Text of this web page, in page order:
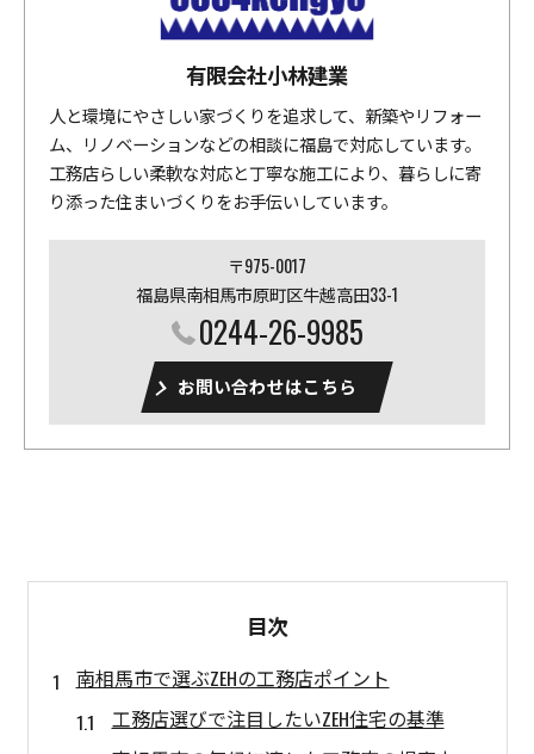
有限会社小林建業
人と環境にやさしい家づくりを追求して、新築やリフォー
ム、リノベーションなどの相談に福島で対応しています。
工務店らしい柔軟な対応と丁寧な施工により、暮らしに寄
り添った住まいづくりをお手伝いしています。
〒975-0017
福島県南相馬市原町区牛越高田33-1
0244-26-9985
お問い合わせはこちら
目次
南相馬市で選ぶZEHの工務店ポイント
工務店選びで注目したいZEH住宅の基準